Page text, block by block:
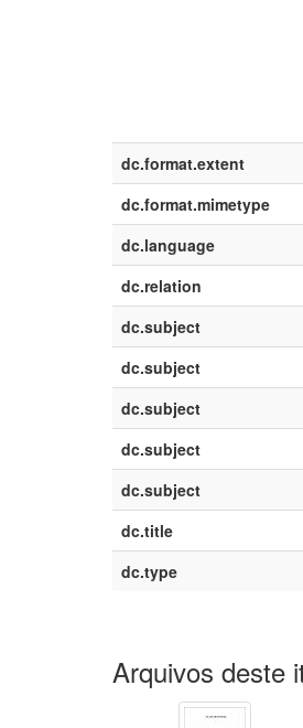
dc.format.extent
dc.format.mimetype
dc.language
dc.relation
dc.subject
dc.subject
dc.subject
dc.subject
dc.subject
dc.title
dc.type
Arquivos deste